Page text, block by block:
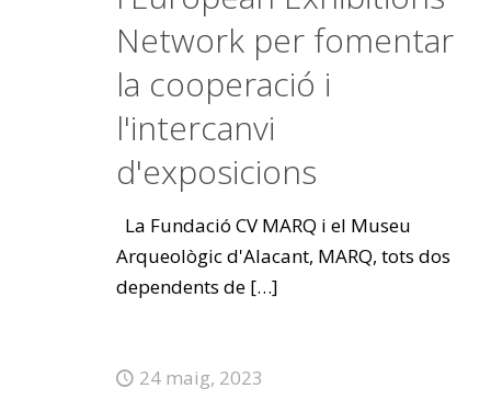
Network per fomentar
la cooperació i
l'intercanvi
d'exposicions
La Fundació CV MARQ i el Museu
Arqueològic d'Alacant, MARQ, tots dos
dependents de[…]
24 maig, 2023